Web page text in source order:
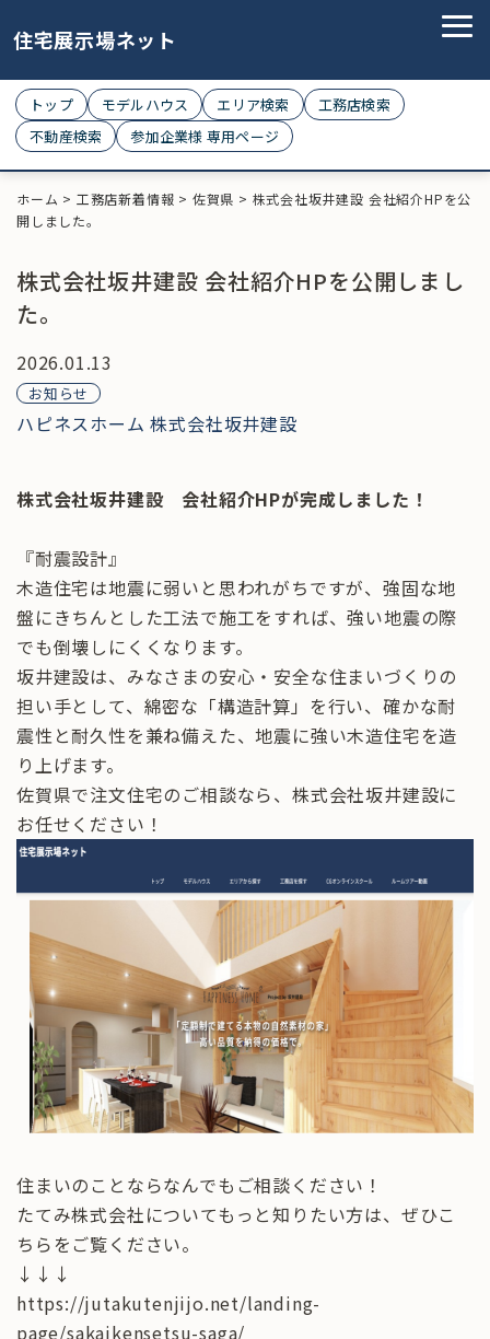
住宅展示場ネット
トップ モデルハウス エリア検索
工務店検索
不動産検索
参加企業様 専用ページ
ホーム > 工務店新着情報 > 佐賀県 > 株式会社坂井建設 会社紹介HPを公
開しました。
株式会社坂井建設 会社紹介HPを公開しまし
た。
2026.01.13
お知らせ
ハピネスホーム 株式会社坂井建設
株式会社坂井建設 会社紹介HPが完成しました！
『耐震設計』
木造住宅は地震に弱いと思われがちですが、強固な地
盤にきちんとした工法で施工をすれば、強い地震の際
でも倒壊しにくくなります。
坂井建設は、みなさまの安心・安全な住まいづくりの
担い手として、綿密な「構造計算」を行い、確かな耐
震性と耐久性を兼ね備えた、地震に強い木造住宅を造
り上げます。
佐賀県で注文住宅のご相談なら、株式会社坂井建設に
お任せください！
住まいのことならなんでもご相談ください！
たてみ株式会社についてもっと知りたい方は、ぜひこ
ちらをご覧ください。
↓↓↓
https://jutakutenjijo.net/landing-
page/sakaikensetsu-saga/